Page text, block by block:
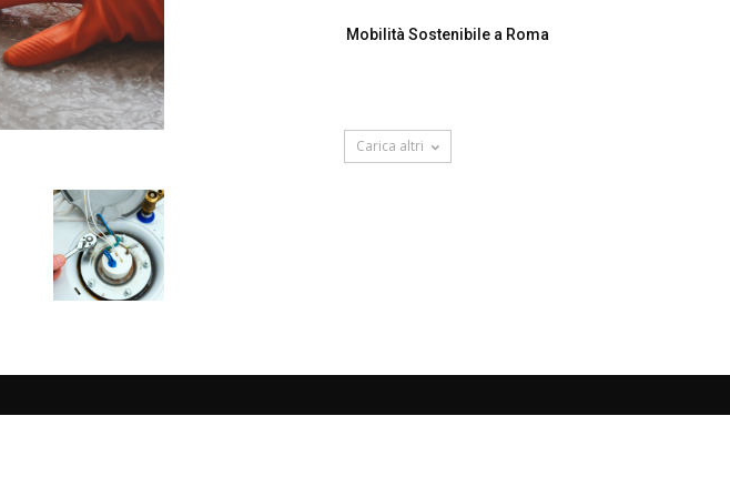
Mobilità Sostenibile a Roma
Carica altri